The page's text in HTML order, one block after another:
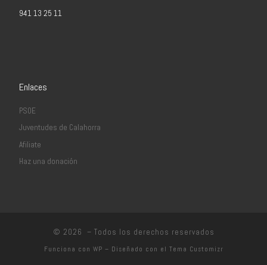
941 13 25 11
Enlaces
PSOE
Juventudes de Calahorra
Afiliate
Haz una donación
© 2026 – Todos los derechos reservados
Funciona con WP – Diseñado con el Tema Customizr